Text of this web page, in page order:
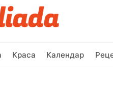
Краса Календар